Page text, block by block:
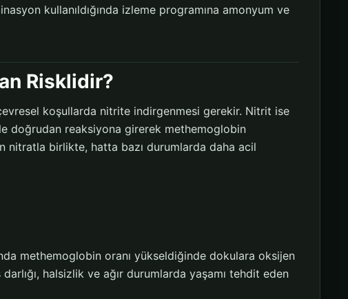
kullanıldığında izleme programına amonyum ve
Risklidir?
koşullarda nitrite indirgenmesi gerekir. Nitrit ise
doğrudan reaksiyona girerek methemoglobin
nitratla birlikte, hatta bazı durumlarda daha acil
methemoglobin oranı yükseldiğinde dokulara oksijen
halsizlik ve ağır durumlarda yaşamı tehdit eden